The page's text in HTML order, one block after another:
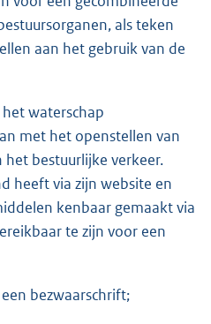
als teken
aan het gebruik van de
waterschap
met het openstellen van
bestuurlijke verkeer.
heeft via zijn website en
kenbaar gemaakt via
te zijn voor een
bezwaarschrift;